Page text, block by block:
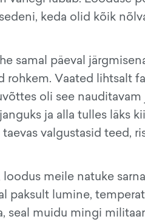
keda olid kõik
samal päeval
Vaated lihtsalt
oli see
ja alla tulles läks
valgustasid teed,
meile natuke
paksult lumine,
seal muidu mingi